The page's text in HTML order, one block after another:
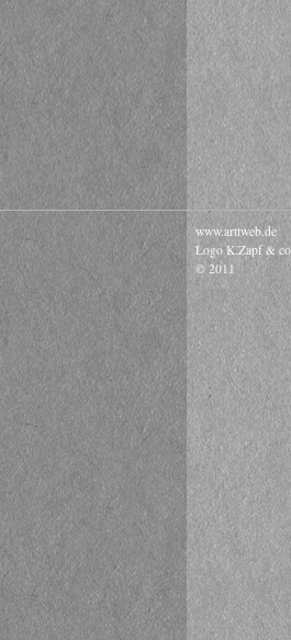
www.arttweb.de
Logo K.Zapf &
© 2011